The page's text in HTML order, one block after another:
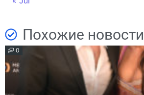
Похожие новости
0